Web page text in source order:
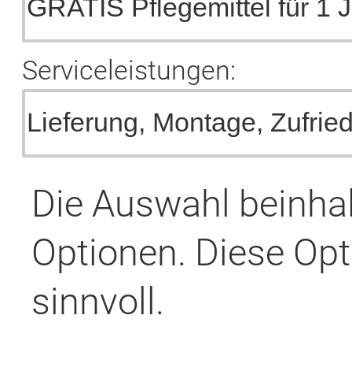
Serviceleistungen:
Die Auswahl
Optionen. Diese
sinnvoll.